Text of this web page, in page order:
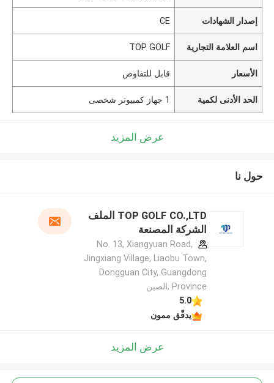
إصدار الشهادات CE
اسم العلامة التجارية TOP GOLF
الأسعار قابل للتفاوض
الحد الأدنى لكمية 1 جهاز كمبيوتر شخصى
عرض المزيد
حول نا
TOP GOLF CO.,LTD الملف
الشركة المصنعة
No. 13, Xiangyuan Road,
Jingxiang Village, Liaobu Town,
Dongguan City, Guangdong
Province ,الصين
5.0
يدقّق ممون
عرض المزيد